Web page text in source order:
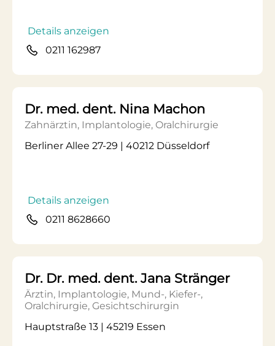
Details anzeigen
0211 162987
Dr. med. dent. Nina Machon
Zahnärztin, Implantologie, Oralchirurgie
Berliner Allee 27-29 | 40212 Düsseldorf
Details anzeigen
0211 8628660
Dr. Dr. med. dent. Jana Stränger
Ärztin, Implantologie, Mund-, Kiefer-,
Oralchirurgie, Gesichtschirurgin
Hauptstraße 13 | 45219 Essen